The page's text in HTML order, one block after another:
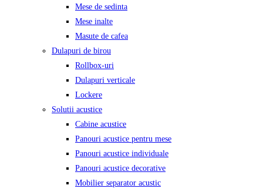
Mese de sedinta
Mese inalte
Masute de cafea
Dulapuri de birou
Rollbox-uri
Dulapuri verticale
Lockere
Solutii acustice
Cabine acustice
Panouri acustice pentru mese
Panouri acustice individuale
Panouri acustice decorative
Mobilier separator acustic